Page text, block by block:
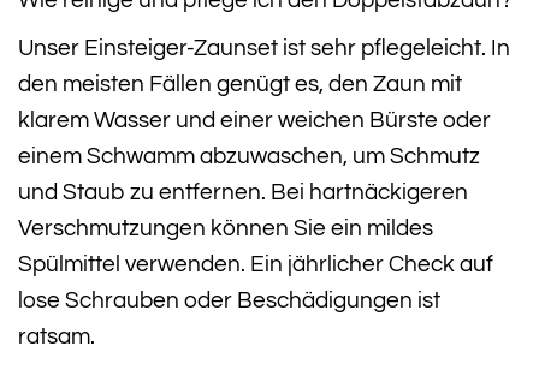
Unser Einsteiger-Zaunset ist sehr pflegeleicht. In
den meisten Fällen genügt es, den Zaun mit
klarem Wasser und einer weichen Bürste oder
einem Schwamm abzuwaschen, um Schmutz
und Staub zu entfernen. Bei hartnäckigeren
Verschmutzungen können Sie ein mildes
Spülmittel verwenden. Ein jährlicher Check auf
lose Schrauben oder Beschädigungen ist
ratsam.